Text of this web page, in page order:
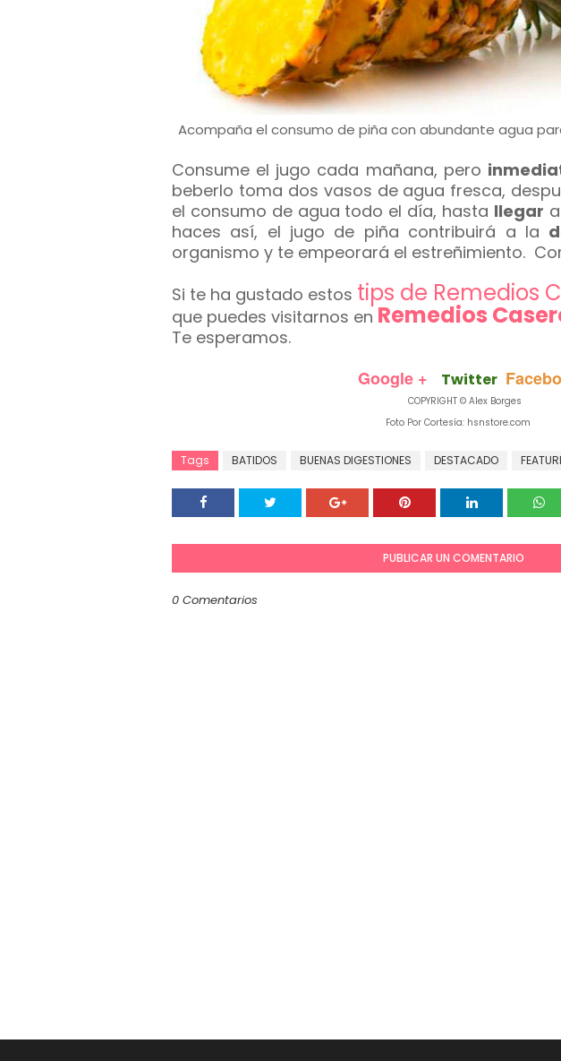
Acompaña el consumo de piña con abundante agua
Consume el jugo cada mañana, pero
beberlo toma dos vasos de agua fresca,
el consumo de agua todo el día, hasta llegar
haces así, el jugo de piña contribuirá a la
organismo y te empeorará el estreñimiento.
Si te ha gustado estos tips de Remedios
que puedes visitarnos en Remedios
Te esperamos.
Google + Twitter
COPYRIGHT © Alex Borges
Foto Por Cortesía: hsnstore.com
Tags BATIDOS BUENAS DIGESTIONES DESTACADO
PUBLICAR UN COMENTARIO
0 Comentarios